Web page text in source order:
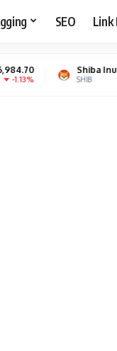
SEO Link
Shiba Inu ₹0.000445
SHIB -4.85%